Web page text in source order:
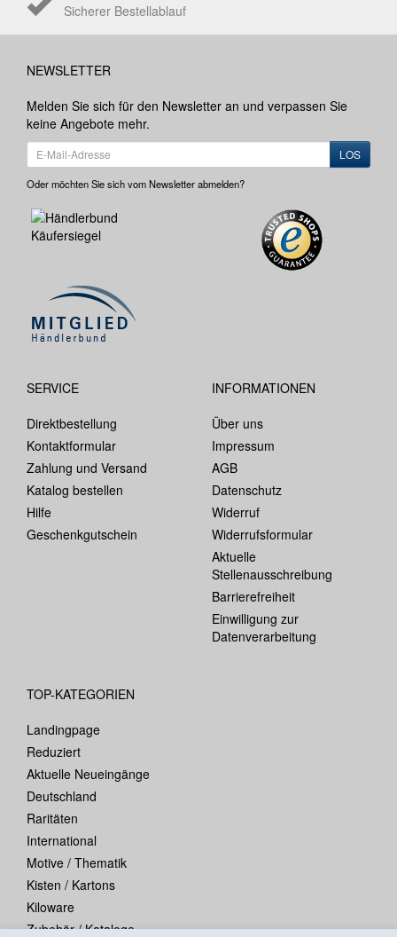
Sicherer Bestellablauf
NEWSLETTER
Melden Sie sich für den Newsletter an und verpassen Sie
keine Angebote mehr.
LOS
Oder möchten Sie sich vom Newsletter abmelden?
SERVICE
Direktbestellung
Kontaktformular
Zahlung und Versand
Katalog bestellen
Hilfe
Geschenkgutschein
INFORMATIONEN
Über uns
Impressum
AGB
Datenschutz
Widerruf
Widerrufsformular
Aktuelle
Stellenausschreibung
Barrierefreiheit
Einwilligung zur
Datenverarbeitung
TOP-KATEGORIEN
Landingpage
Reduziert
Aktuelle Neueingänge
Deutschland
Raritäten
International
Motive / Thematik
Kisten / Kartons
Kiloware
Zubehör / Kataloge